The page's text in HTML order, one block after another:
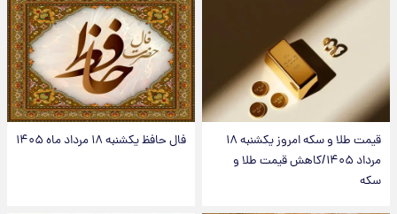
قیمت طلا و سکه امروز یکشنبه ۱۸
مرداد ۱۴۰۵/کاهش قیمت طلا و
سکه
فال حافظ یکشنبه ۱۸ مرداد ماه ۱۴۰۵